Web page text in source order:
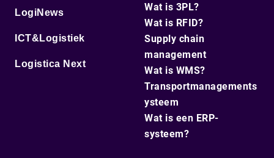
LogiNews
ICT&Logistiek
Logistica Next
Wat is 3PL?
Wat is RFID?
Supply chain
management
Wat is WMS?
Transportmanagements
ysteem
Wat is een ERP-
systeem?